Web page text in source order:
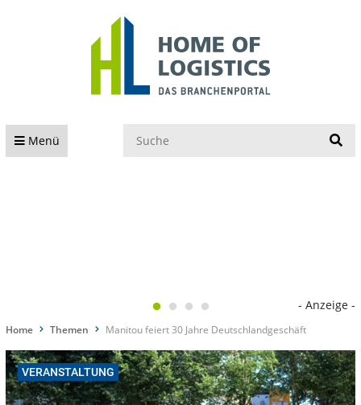
Menü
- Anzeige -
Home Themen Manitou feiert 30 Jahre Deutschlandgeschäft
VERANSTALTUNG